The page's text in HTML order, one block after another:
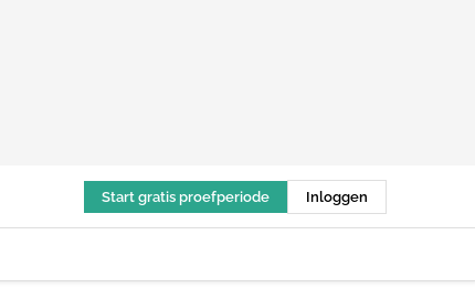
Start gratis proefperiode Inloggen